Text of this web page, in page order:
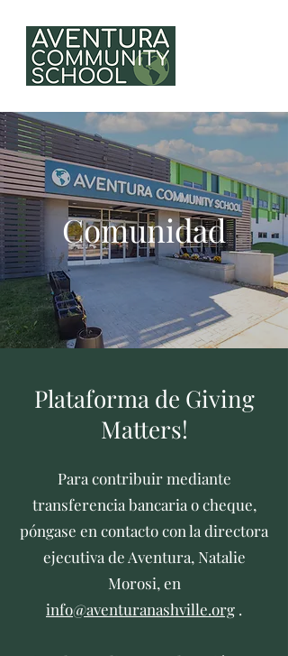
Comunidad
Plataforma de Giving
Matters!
Para contribuir mediante
transferencia bancaria o cheque,
póngase en contacto con la directora
ejecutiva de Aventura, Natalie
Morosi, en
info@aventuranashville.org .